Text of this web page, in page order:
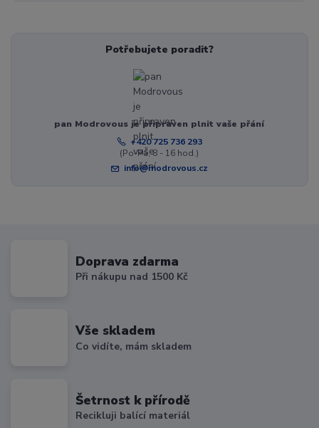
Potřebujete poradit?
pan Modrovous je připraven plnit vaše přání
+420 725 736 293
(Po-Pá, 8 - 16 hod.)
info@modrovous.cz
Doprava zdarma
Při nákupu nad 1500 Kč
Vše skladem
Co vidíte, mám skladem
Šetrnost k přírodě
Recikluji balící materiál